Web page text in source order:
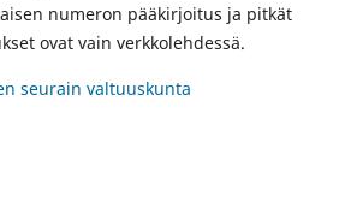
numeron pääkirjoitus ja pitkät
ovat vain verkkolehdessä.
seurain valtuuskunta